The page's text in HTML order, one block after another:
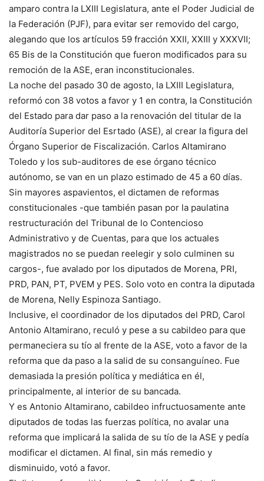
amparo contra la LXIII Legislatura, ante el Poder Judicial de
la Federación (PJF), para evitar ser removido del cargo,
alegando que los artículos 59 fracción XXII, XXIII y XXXVII;
65 Bis de la Constitución que fueron modificados para su
remoción de la ASE, eran inconstitucionales.
La noche del pasado 30 de agosto, la LXIII Legislatura,
reformó con 38 votos a favor y 1 en contra, la Constitución
del Estado para dar paso a la renovación del titular de la
Auditoría Superior del Esrtado (ASE), al crear la figura del
Órgano Superior de Fiscalización. Carlos Altamirano
Toledo y los sub-auditores de ese órgano técnico
autónomo, se van en un plazo estimado de 45 a 60 días.
Sin mayores aspavientos, el dictamen de reformas
constitucionales -que también pasan por la paulatina
restructuración del Tribunal de lo Contencioso
Administrativo y de Cuentas, para que los actuales
magistrados no se puedan reelegir y solo culminen su
cargos-, fue avalado por los diputados de Morena, PRI,
PRD, PAN, PT, PVEM y PES. Solo voto en contra la diputada
de Morena, Nelly Espinoza Santiago.
Inclusive, el coordinador de los diputados del PRD, Carol
Antonio Altamirano, reculó y pese a su cabildeo para que
permaneciera su tío al frente de la ASE, voto a favor de la
reforma que da paso a la salid de su consanguíneo. Fue
demasiada la presión política y mediática en él,
principalmente, al interior de su bancada.
Y es Antonio Altamirano, cabildeo infructuosamente ante
diputados de todas las fuerzas política, no avalar una
reforma que implicará la salida de su tío de la ASE y pedía
modificar el dictamen. Al final, sin más remedio y
disminuido, votó a favor.